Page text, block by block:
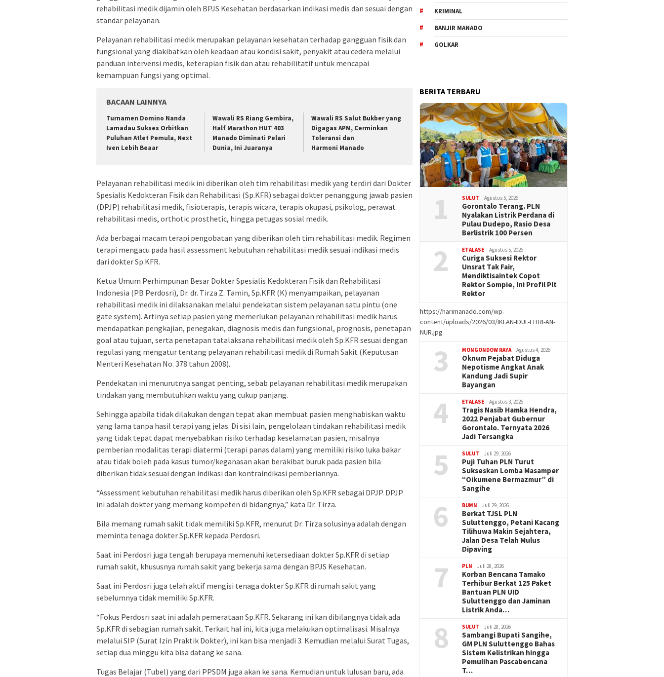
rehabilitasi medik dijamin oleh BPJS Kesehatan berdasarkan indikasi medis dan sesuai dengan
standar pelayanan.
Pelayanan rehabilitasi medik merupakan pelayanan kesehatan terhadap gangguan fisik dan
fungsional yang diakibatkan oleh keadaan atau kondisi sakit, penyakit atau cedera melalui
panduan intervensi medis, keterapian fisik dan atau rehabilitatif untuk mencapai
kemampuan fungsi yang optimal.
BACAAN LAINNYA
Turnamen Domino Nanda
Lamadau Sukses Orbitkan
Puluhan Atlet Pemula, Next
Iven Lebih Beaar
Wawali RS Riang Gembira,
Half Marathon HUT 403
Manado Diminati Pelari
Dunia, Ini Juaranya
Wawali RS Salut Bukber yang
Digagas APM, Cerminkan
Toleransi dan
Harmoni Manado
Pelayanan rehabilitasi medik ini diberikan oleh tim rehabilitasi medik yang terdiri dari Dokter
Spesialis Kedokteran Fisik dan Rehabilitasi (Sp.KFR) sebagai dokter penanggung jawab pasien
(DPJP) rehabilitasi medik, fisioterapis, terapis wicara, terapis okupasi, psikolog, perawat
rehabilitasi medis, orthotic prosthetic, hingga petugas sosial medik.
Ada berbagai macam terapi pengobatan yang diberikan oleh tim rehabilitasi medik. Regimen
terapi mengacu pada hasil assessment kebutuhan rehabilitasi medik sesuai indikasi medis
dari dokter Sp.KFR.
Ketua Umum Perhimpunan Besar Dokter Spesialis Kedokteran Fisik dan Rehabilitasi
Indonesia (PB Perdosri), Dr. dr. Tirza Z. Tamin, Sp.KFR (K) menyampaikan, pelayanan
rehabilitasi medik ini dilaksanakan melalui pendekatan sistem pelayanan satu pintu (one
gate system). Artinya setiap pasien yang memerlukan pelayanan rehabilitasi medik harus
mendapatkan pengkajian, penegakan, diagnosis medis dan fungsional, prognosis, penetapan
goal atau tujuan, serta penetapan tatalaksana rehabilitasi medik oleh Sp.KFR sesuai dengan
regulasi yang mengatur tentang pelayanan rehabilitasi medik di Rumah Sakit (Keputusan
Menteri Kesehatan No. 378 tahun 2008).
Pendekatan ini menurutnya sangat penting, sebab pelayanan rehabilitasi medik merupakan
tindakan yang membutuhkan waktu yang cukup panjang.
Sehingga apabila tidak dilakukan dengan tepat akan membuat pasien menghabiskan waktu
yang lama tanpa hasil terapi yang jelas. Di sisi lain, pengelolaan tindakan rehabilitasi medik
yang tidak tepat dapat menyebabkan risiko terhadap keselamatan pasien, misalnya
pemberian modalitas terapi diatermi (terapi panas dalam) yang memiliki risiko luka bakar
atau tidak boleh pada kasus tumor/keganasan akan berakibat buruk pada pasien bila
diberikan tidak sesuai dengan indikasi dan kontraindikasi pemberiannya.
“Assessment kebutuhan rehabilitasi medik harus diberikan oleh Sp.KFR sebagai DPJP. DPJP
ini adalah dokter yang memang kompeten di bidangnya,” kata Dr. Tirza.
Bila memang rumah sakit tidak memiliki Sp.KFR, menurut Dr. Tirza solusinya adalah dengan
meminta tenaga dokter Sp.KFR kepada Perdosri.
Saat ini Perdosri juga tengah berupaya memenuhi ketersediaan dokter Sp.KFR di setiap
rumah sakit, khususnya rumah sakit yang bekerja sama dengan BPJS Kesehatan.
Saat ini Perdosri juga telah aktif mengisi tenaga dokter Sp.KFR di rumah sakit yang
sebelumnya tidak memiliki Sp.KFR.
“Fokus Perdosri saat ini adalah pemerataan Sp.KFR. Sekarang ini kan dibilangnya tidak ada
Sp.KFR di sebagian rumah sakit. Terkait hal ini, kita juga melakukan optimalisasi. Misalnya
melalui SIP (Surat Izin Praktik Dokter), ini kan bisa menjadi 3. Kemudian melalui Surat Tugas,
setiap dua minggu kita bisa datang ke sana.
Tugas Belajar (Tubel) yang dari PPSDM juga akan ke sana. Kemudian untuk lulusan baru, ada
KRIMINAL
BANJIR MANADO
GOLKAR
BERITA TERBARU
1 SULUT Agustus 5, 2026
Gorontalo Terang. PLN
Nyalakan Listrik Perdana di
Pulau Dudepo, Rasio Desa
Berlistrik 100 Persen
2 ETALASE Agustus 5, 2026
Curiga Suksesi Rektor
Unsrat Tak Fair,
Mendiktisaintek Copot
Rektor Sompie, Ini Profil Plt
Rektor
https://harimanado.com/wp-
content/uploads/2026/03/IKLAN-IDUL-FITRI-AN-
NUR.jpg
3 MONGONDOW RAYA Agustus 4, 2026
Oknum Pejabat Diduga
Nepotisme Angkat Anak
Kandung Jadi Supir
Bayangan
4 ETALASE Agustus 3, 2026
Tragis Nasib Hamka Hendra,
2022 Penjabat Gubernur
Gorontalo. Ternyata 2026
Jadi Tersangka
5 SULUT Juli 29, 2026
Puji Tuhan PLN Turut
Sukseskan Lomba Masamper
“Oikumene Bermazmur” di
Sangihe
6 BUMN Juli 29, 2026
Berkat TJSL PLN
Suluttenggo, Petani Kacang
Tilihuwa Makin Sejahtera,
Jalan Desa Telah Mulus
Dipaving
7 PLN Juli 28, 2026
Korban Bencana Tamako
Terhibur Berkat 125 Paket
Bantuan PLN UID
Suluttenggo dan Jaminan
Listrik Anda…
8 SULUT Juli 28, 2026
Sambangi Bupati Sangihe,
GM PLN Suluttenggo Bahas
Sistem Kelistrikan hingga
Pemulihan Pascabencana
T…